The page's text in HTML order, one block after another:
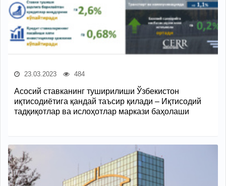
23.03.2023 484
Асосий ставканинг туширилиши Ўзбекистон
иқтисодиётига қандай таъсир қилади – Иқтисодий
тадқиқотлар ва ислоҳотлар маркази баҳолаши